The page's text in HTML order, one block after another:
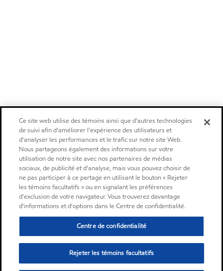
Ce site web utilise des témoins ainsi que d'autres technologies
de suivi afin d'améliorer l'expérience des utilisateurs et
d'analyser les performances et le trafic sur notre site Web.
Nous partageons également des informations sur votre
utilisation de notre site avec nos partenaires de médias
sociaux, de publicité et d'analyse, mais vous pouvez choisir de
ne pas participer à ce partage en utilisant le bouton « Rejeter
les témoins facultatifs » ou en signalant les préférences
d'exclusion de votre navigateur. Vous trouverez davantage
d'informations et d'options dans le Centre de confidentialité.
Centre de confidentialité
Rejeter les témoins facultatifs